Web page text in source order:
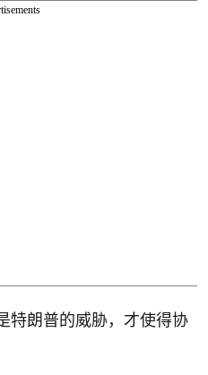
特朗普的威胁，才使得协